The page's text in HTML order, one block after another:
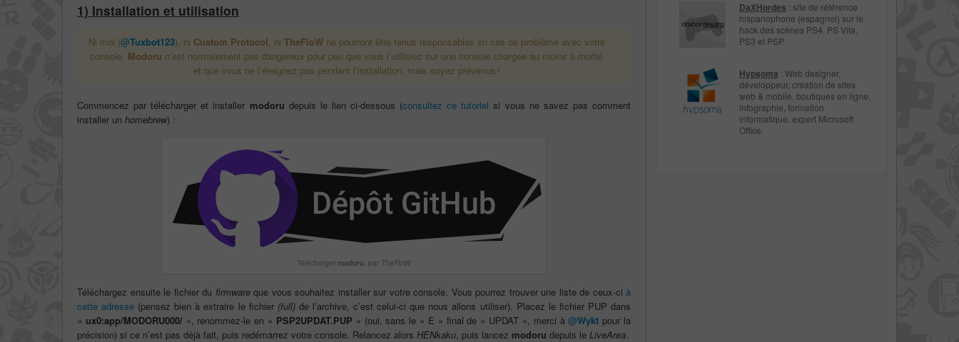
1) Installation et utilisation
Ni moi (@Tuxbot123), ni Custom Protocol, ni TheFloWne pourront être tenus responsables en cas de problème avec votre
console. Modoru n’est normalement pas dangereux pour peu que vous l’utilisiez sur une console chargée au moins à moitié
et que vous ne l’éteignez pas pendant l’installation, mais soyez prévenus !
Commencez par télécharger et installer modoru depuis le lien ci-dessous (consultez ce tutoriel si vous ne savez pas comment
installer un homebrew) :
Télécharger modoru, par TheFloW
Téléchargez ensuite le fichier du firmwareque vous souhaitez installer sur votre console. Vous pourrez trouver une liste de ceux-ci à
cette adresse (pensez bien à extraire le fichier (full)de l’archive, c’est celui-ci que nous allons utiliser). Placez le fichier PUP dans
« ux0:app/MODORU000/», renommez-le en « PSP2UPDAT.PUP » (oui, sans le « E » final de « UPDAT », merci à@Wykt pour la
précision) si ce n’est pas déjà fait, puis redémarrez votre console. Relancez alors HENkaku, puis lancez modoru depuis le LiveArea.
DaXHordes : site de référence
hispanophone (espagnol) sur le
hack des scènes PS4, PS Vita,
PS3 et PSP.
Hypsoma : Web designer,
développeur, création de sites
web & mobile, boutiques en ligne,
infographie, formation
informatique, expert Microsoft
Office.